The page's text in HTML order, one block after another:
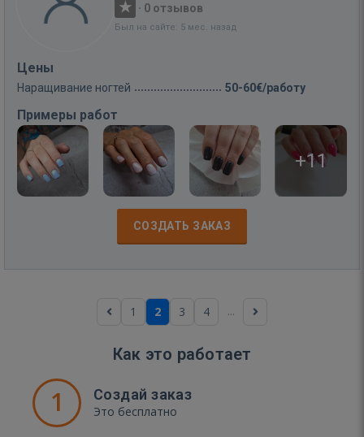
· 0 отзывов
Был на сайте: 5 мес. назад
Цены
Наращивание ногтей 50-60€/работу
Примеры работ
+11
СОЗДАТЬ ЗАКАЗ
1 2 3 4 ...
Как это работает
1 Создай заказ
Это бесплатно